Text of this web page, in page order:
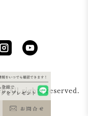
All rights reserved.